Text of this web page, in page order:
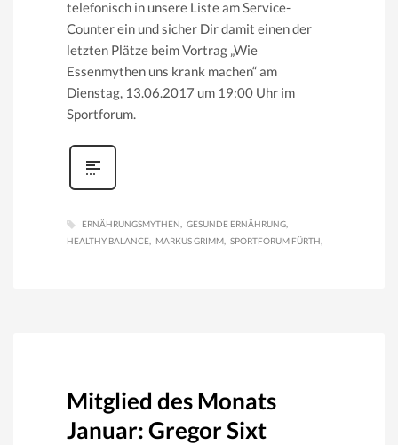
telefonisch in unsere Liste am Service-
Counter ein und sicher Dir damit einen der
letzten Plätze beim Vortrag „Wie
Essenmythen uns krank machen“ am
Dienstag, 13.06.2017 um 19:00 Uhr im
Sportforum.
ERNÄHRUNGSMYTHEN
GESUNDE ERNÄHRUNG
HEALTHY BALANCE
MARKUS GRIMM SPORTFORUM FÜRTH
Mitglied des Monats
Januar: Gregor Sixt